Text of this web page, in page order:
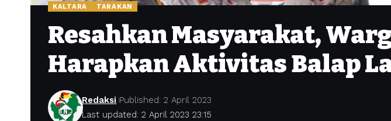
KALTARA TARAKAN
Resahkan Masyarakat,
Harapkan Aktivitas Balap
Last updated: 2 April 2023 23:15
Redaksi Published: 2 April 2023